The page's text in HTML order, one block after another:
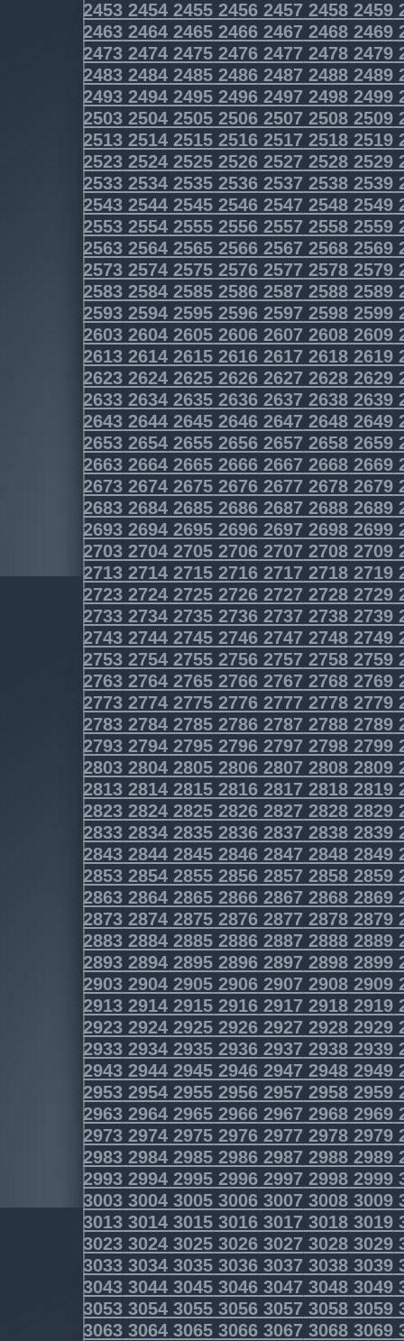
2453 2454 2455 2456 2457 2458 2459
2463 2464 2465 2466 2467 2468 2469
2473 2474 2475 2476 2477 2478 2479
2483 2484 2485 2486 2487 2488 2489
2493 2494 2495 2496 2497 2498 2499
2503 2504 2505 2506 2507 2508 2509
2513 2514 2515 2516 2517 2518 2519
2523 2524 2525 2526 2527 2528 2529
2533 2534 2535 2536 2537 2538 2539
2543 2544 2545 2546 2547 2548 2549
2553 2554 2555 2556 2557 2558 2559
2563 2564 2565 2566 2567 2568 2569
2573 2574 2575 2576 2577 2578 2579
2583 2584 2585 2586 2587 2588 2589
2593 2594 2595 2596 2597 2598 2599
2603 2604 2605 2606 2607 2608 2609
2613 2614 2615 2616 2617 2618 2619
2623 2624 2625 2626 2627 2628 2629
2633 2634 2635 2636 2637 2638 2639
2643 2644 2645 2646 2647 2648 2649
2653 2654 2655 2656 2657 2658 2659
2663 2664 2665 2666 2667 2668 2669
2673 2674 2675 2676 2677 2678 2679
2683 2684 2685 2686 2687 2688 2689
2693 2694 2695 2696 2697 2698 2699
2703 2704 2705 2706 2707 2708 2709
2713 2714 2715 2716 2717 2718 2719
2723 2724 2725 2726 2727 2728 2729
2733 2734 2735 2736 2737 2738 2739
2743 2744 2745 2746 2747 2748 2749
2753 2754 2755 2756 2757 2758 2759
2763 2764 2765 2766 2767 2768 2769
2773 2774 2775 2776 2777 2778 2779
2783 2784 2785 2786 2787 2788 2789
2793 2794 2795 2796 2797 2798 2799
2803 2804 2805 2806 2807 2808 2809
2813 2814 2815 2816 2817 2818 2819
2823 2824 2825 2826 2827 2828 2829
2833 2834 2835 2836 2837 2838 2839
2843 2844 2845 2846 2847 2848 2849
2853 2854 2855 2856 2857 2858 2859
2863 2864 2865 2866 2867 2868 2869
2873 2874 2875 2876 2877 2878 2879
2883 2884 2885 2886 2887 2888 2889
2893 2894 2895 2896 2897 2898 2899
2903 2904 2905 2906 2907 2908 2909
2913 2914 2915 2916 2917 2918 2919
2923 2924 2925 2926 2927 2928 2929
2933 2934 2935 2936 2937 2938 2939
2943 2944 2945 2946 2947 2948 2949
2953 2954 2955 2956 2957 2958 2959
2963 2964 2965 2966 2967 2968 2969
2973 2974 2975 2976 2977 2978 2979
2983 2984 2985 2986 2987 2988 2989
2993 2994 2995 2996 2997 2998 2999
3003 3004 3005 3006 3007 3008 3009
3013 3014 3015 3016 3017 3018 3019
3023 3024 3025 3026 3027 3028 3029
3033 3034 3035 3036 3037 3038 3039
3043 3044 3045 3046 3047 3048 3049
3053 3054 3055 3056 3057 3058 3059
3063 3064 3065 3066 3067 3068 3069